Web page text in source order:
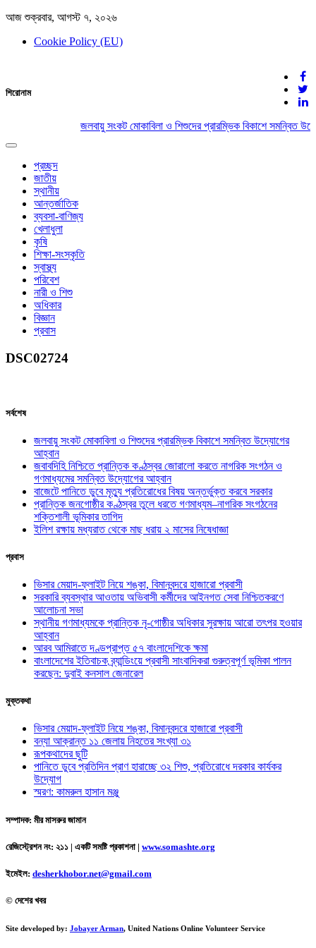
আজ শুক্রবার, আগস্ট ৭, ২০২৬
Cookie Policy (EU)
দেশের খবর
যুক্ত থাকুন দেশের সঙ্গে
শিরোনাম
জলবায়ু সংকট মোকাবিলা ও শিশুদের প্রারম্ভিক বিকাশে সমন্বিত
Toggle
navigation
প্রচ্ছদ
জাতীয়
স্থানীয়
আন্তর্জাতিক
ব্যবসা-বাণিজ্য
খেলাধুলা
কৃষি
শিক্ষা-সংস্কৃতি
স্বাস্থ্য
পরিবেশ
নারী ও শিশু
অধিকার
বিজ্ঞান
প্রবাস
DSC02724
সর্বশেষ
জলবায়ু সংকট মোকাবিলা ও শিশুদের প্রারম্ভিক বিকাশে সমন্বিত উদ্যোগের
আহ্বান
জবাবদিহি নিশ্চিতে প্রান্তিক কণ্ঠস্বর জোরালো করতে নাগরিক সংগঠন ও
গণমাধ্যমের সমন্বিত উদ্যোগের আহ্বান
বাজেটে পানিতে ডুবে মৃত্যু প্রতিরোধের বিষয় অন্তর্ভুক্ত করবে সরকার
প্রান্তিক জনগোষ্ঠীর কণ্ঠস্বর তুলে ধরতে গণমাধ্যম–নাগরিক সংগঠনের
শক্তিশালী ভূমিকার তাগিদ
ইলিশ রক্ষায় মধ্যরাত থেকে মাছ ধরায় ২ মাসের নিষেধাজ্ঞা
প্রবাস
ভিসার মেয়াদ-ফ্লাইট নিয়ে শঙ্কা, বিমানবন্দরে হাজারো প্রবাসী
সরকারি ব্যবস্থার আওতায় অভিবাসী কর্মীদের আইনগত সেবা নিশ্চিতকরণে
আলোচনা সভা
স্থানীয় গণমাধ্যমকে প্রান্তিক নৃ-গোষ্ঠীর অধিকার সুরক্ষায় আরো তৎপর হওয়ার
আহ্বান
আরব আমিরাতে দণ্ডপ্রাপ্ত ৫৭ বাংলাদেশিকে ক্ষমা
বাংলাদেশের ইতিবাচক ব্র্যান্ডিংয়ে প্রবাসী সাংবাদিকরা গুরুত্বপূর্ণ ভূমিকা পালন
করছেন: দুবাই কনসাল জেনারেল
মুক্তকথা
ভিসার মেয়াদ-ফ্লাইট নিয়ে শঙ্কা, বিমানবন্দরে হাজারো প্রবাসী
বন্যা আক্রান্ত ১১ জেলায় নিহতের সংখ্যা ৩১
রূপকথাদের ছুটি
পানিতে ডুবে প্রতিদিন প্রাণ হারাচ্ছে ৩২ শিশু, প্রতিরোধে দরকার কার্যকর
উদ্যোগ
স্মরণ: কামরুল হাসান মঞ্জু
সম্পাদক: মীর মাসরুর জামান
রেজিস্ট্রেশন নং: ২১১ | একটি সমষ্টি প্রকাশনা | www.somashte.org
ইমেইল: desherkhobor.net@gmail.com
© দেশের খবর
Site developed by: Jobayer Arman, United Nations Online Volunteer Service